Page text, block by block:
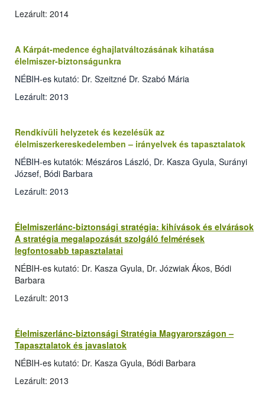
Lezárult: 2014
A Kárpát-medence éghajlatváltozásának kihatása
élelmiszer-biztonságunkra
NÉBIH-es kutató: Dr. Szeitzné Dr. Szabó Mária
Lezárult: 2013
Rendkívüli helyzetek és kezelésük az
élelmiszerkereskedelemben – irányelvek és tapasztalatok
NÉBIH-es kutatók: Mészáros László, Dr. Kasza Gyula, Surányi
József, Bódi Barbara
Lezárult: 2013
Élelmiszerlánc-biztonsági stratégia: kihívások és elvárások
A stratégia megalapozását szolgáló felmérések
legfontosabb tapasztalatai
NÉBIH-es kutató: Dr. Kasza Gyula, Dr. Józwiak Ákos, Bódi
Barbara
Lezárult: 2013
Élelmiszerlánc-biztonsági Stratégia Magyarországon –
Tapasztalatok és javaslatok
NÉBIH-es kutató: Dr. Kasza Gyula, Bódi Barbara
Lezárult: 2013